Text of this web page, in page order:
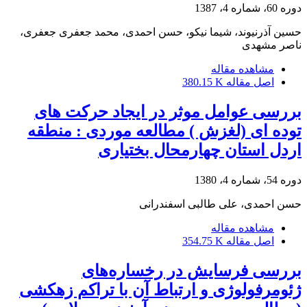
دوره 60، شماره 4، 1387
حسین آذرنیوند، شیما نیکو، حسن احمدی، محمد جعفری جعفری،
ناصر مشهدی
مشاهده مقاله
اصل مقاله 380.15 K
بررسی عوامل موثر در ایجاد حرکت های
توده ای (لغزش ) مطالعه موردی : منطقه
اردل استان چهارمحال بختیاری
دوره 54، شماره 4، 1380
حسن احمدی، علی طالبی اسفندرانی
مشاهده مقاله
اصل مقاله 354.75 K
بررسی فرسایش در رخساره‌های
ژئومرفولوژی و ارتباط آن با تراکم زهکشی